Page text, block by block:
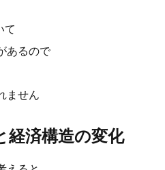
て
あるので
ません
経済構造の変化